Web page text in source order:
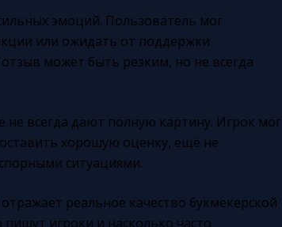
эмоций. Пользователь мог
или ожидать от поддержки
может быть резким, но не всегда
всегда дают полную картину. Игрок мог
хорошую оценку, ещё не
ситуациями.
реальное качество букмекерской
игроки и насколько часто